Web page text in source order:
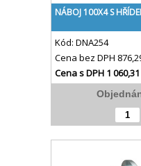
NÁBOJ 100X4 S
Kód: DNA254
Cena bez DPH
Cena s DPH 1